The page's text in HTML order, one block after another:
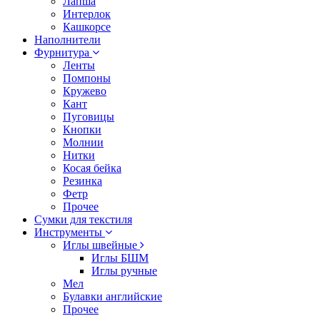
Интерлок
Кашкорсе
Наполнители
Фурнитура
Ленты
Помпоны
Кружево
Кант
Пуговицы
Кнопки
Молнии
Нитки
Косая бейка
Резинка
Фетр
Прочее
Сумки для текстиля
Инструменты
Иглы швейные
Иглы БШМ
Иглы ручные
Мел
Булавки английские
Прочее